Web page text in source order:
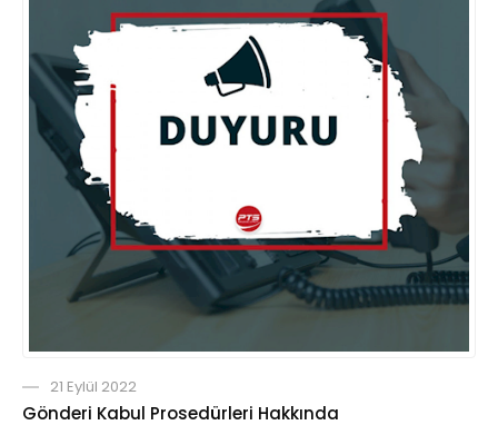
21 Eylül 2022
Gönderi Kabul Prosedürleri Hakkında